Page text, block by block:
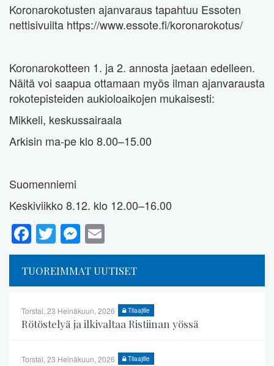
Koronarokotusten ajanvaraus tapahtuu Essoten
nettisivuilta https://www.essote.fi/koronarokotus/
Koronarokotteen 1. ja 2. annosta jaetaan edelleen.
Näitä voi saapua ottamaan myös ilman ajanvarausta
rokotepisteiden aukioloaikojen mukaisesti:
Mikkeli, keskussairaala
Arkisin ma-pe klo 8.00–15.00
Suomenniemi
Keskiviikko 8.12. klo 12.00–16.00
Facebook
TwitterMessenger
TUOREIMMAT UUTISET
Torstai, 23 Heinäkuun, 2026 Tilaajille
Rötöstelyä ja ilkivaltaa Ristiinan yössä
Torstai, 23 Heinäkuun, 2026 Tilaajille